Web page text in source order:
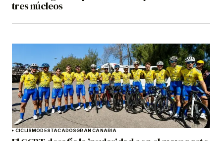
tres núcleos
CICLISMODESTACADOSGRAN CANARIA